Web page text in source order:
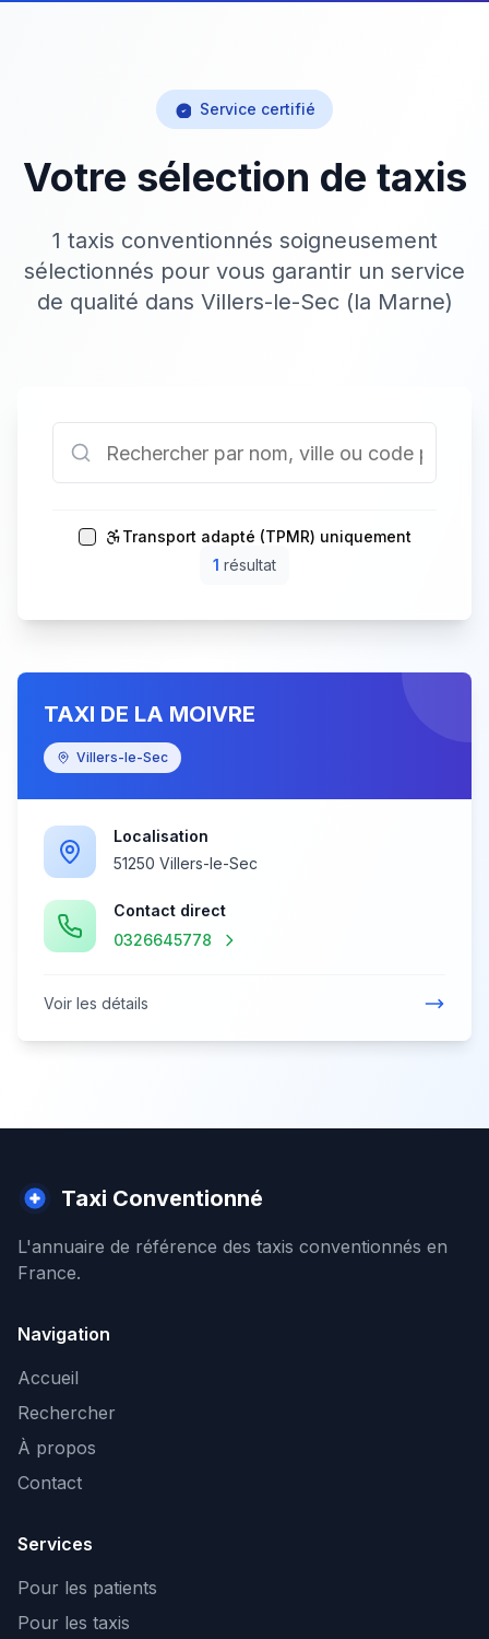
Service certifié
Votre sélection de taxis
1 taxis conventionnés soigneusement
sélectionnés pour vous garantir un service
de qualité dans Villers-le-Sec (la Marne)
Transport adapté (TPMR) uniquement
1 résultat
TAXI DE LA MOIVRE
Villers-le-Sec
Localisation
51250 Villers-le-Sec
Contact direct
0326645778
Voir les détails
Taxi Conventionné
L'annuaire de référence des taxis conventionnés en
France.
Navigation
Accueil
Rechercher
À propos
Contact
Services
Pour les patients
Pour les taxis